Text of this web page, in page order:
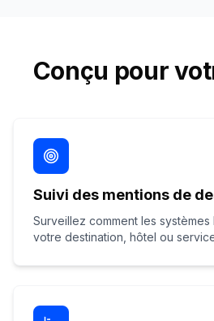
Conçu pour
Suivi des mentions de
Surveillez comment les systèmes
votre destination, hôtel ou